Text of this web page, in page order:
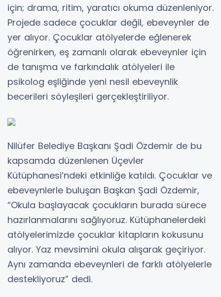
için; drama, ritim, yaratıcı okuma düzenleniyor.
Projede sadece çocuklar değil, ebeveynler de
yer alıyor. Çocuklar atölyelerde eğlenerek
öğrenirken, eş zamanlı olarak ebeveynler için
de tanışma ve farkındalık atölyeleri ile
psikolog eşliğinde yeni nesil ebeveynlik
becerileri söyleşileri gerçekleştiriliyor.
Nilüfer Belediye Başkanı Şadi Özdemir de bu
kapsamda düzenlenen Üçevler
Kütüphanesi’ndeki etkinliğe katıldı. Çocuklar ve
ebeveynlerle buluşan Başkan Şadi Özdemir,
“Okula başlayacak çocukların burada sürece
hazırlanmalarını sağlıyoruz. Kütüphanelerdeki
atölyelerimizde çocuklar kitapların kokusunu
alıyor. Yaz mevsimini okula alışarak geçiriyor.
Aynı zamanda ebeveynleri de farklı atölyelerle
destekliyoruz” dedi.